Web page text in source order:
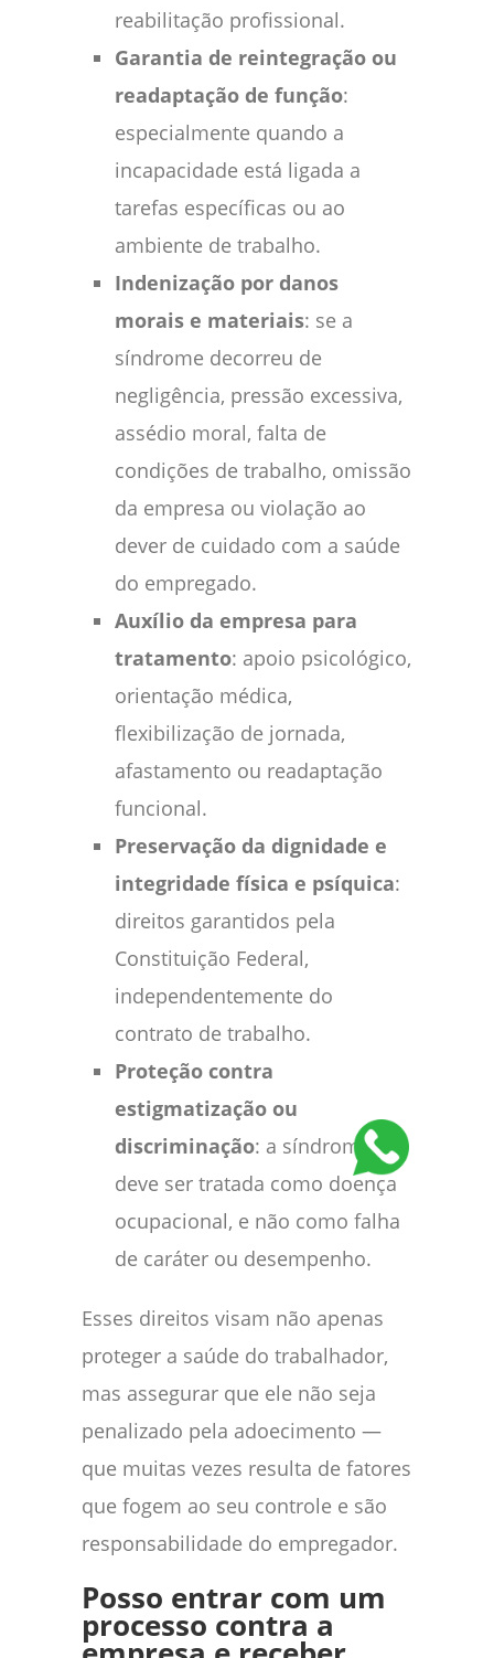
reabilitação profissional.
Garantia de reintegração ou
readaptação de função:
especialmente quando a
incapacidade está ligada a
tarefas específicas ou ao
ambiente de trabalho.
Indenização por danos
morais e materiais: se a
síndrome decorreu de
negligência, pressão excessiva,
assédio moral, falta de
condições de trabalho, omissão
da empresa ou violação ao
dever de cuidado com a saúde
do empregado.
Auxílio da empresa para
tratamento: apoio psicológico,
orientação médica,
flexibilização de jornada,
afastamento ou readaptação
funcional.
Preservação da dignidade e
integridade física e psíquica:
direitos garantidos pela
Constituição Federal,
independentemente do
contrato de trabalho.
Proteção contra
estigmatização ou
discriminação: a síndrome
deve ser tratada como doença
ocupacional, e não como falha
de caráter ou desempenho.
Esses direitos visam não apenas
proteger a saúde do trabalhador,
mas assegurar que ele não seja
penalizado pela adoecimento —
que muitas vezes resulta de fatores
que fogem ao seu controle e são
responsabilidade do empregador.
Posso entrar com um
processo contra a